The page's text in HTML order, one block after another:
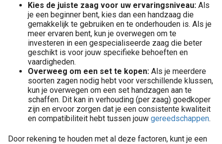
Kies de juiste zaag voor uw ervaringsniveau: Als
je een beginner bent, kies dan een handzaag die
gemakkelijk te gebruiken en te onderhouden is. Als je
meer ervaren bent, kun je overwegen om te
investeren in een gespecialiseerde zaag die beter
geschikt is voor jouw specifieke behoeften en
vaardigheden.
Overweeg om een set te kopen: Als je meerdere
soorten zagen nodig hebt voor verschillende klussen,
kun je overwegen om een set handzagen aan te
schaffen. Dit kan in verhouding (per zaag) goedkoper
zijn en ervoor zorgen dat je een consistente kwaliteit
en compatibiliteit hebt tussen jouw gereedschappen.
Door rekening te houden met al deze factoren, kunt je een